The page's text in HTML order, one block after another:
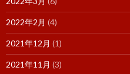
2022年2月 (4)
2021年12月 (1)
2021年11月 (3)